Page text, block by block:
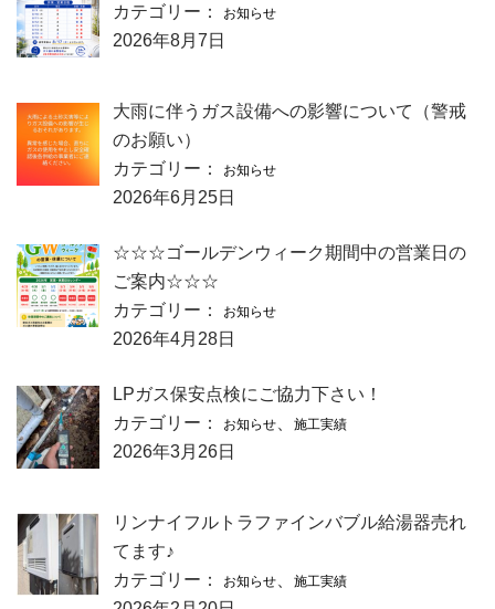
カテゴリー：
お知らせ
2026年8月7日
大雨に伴うガス設備への影響について（警戒
のお願い）
カテゴリー：
お知らせ
2026年6月25日
☆☆☆ゴールデンウィーク期間中の営業日の
ご案内☆☆☆
カテゴリー：
お知らせ
2026年4月28日
LPガス保安点検にご協力下さい！
カテゴリー：
お知らせ 施工実績
2026年3月26日
リンナイフルトラファインバブル給湯器売れ
てます♪
カテゴリー：
お知らせ 施工実績